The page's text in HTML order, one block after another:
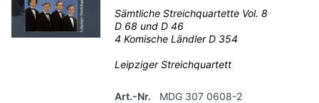
Sämtliche Streichquartette Vol. 8
D 68 und D 46
4 Komische Ländler D 354
Leipziger Streichquartett
Art.-Nr. MDG 307 0608-2